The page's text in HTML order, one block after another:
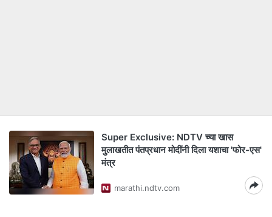
Super Exclusive: NDTV च्या खास
मुलाखतीत पंतप्रधान मोदींनी दिला यशाचा 'फोर-एस'
मंत्र
marathi.ndtv.com